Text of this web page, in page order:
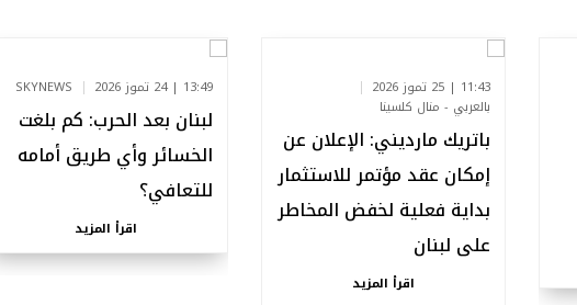
11:43 | 25 تموز 2026
بالعربي - منال كلسينا
باتريك مارديني: الإعلان عن
إمكان عقد مؤتمر للاستثمار
بداية فعلية لخفض المخاطر
على لبنان
اقرأ المزيد
13:49 | 24 تموز 2026 SKYNEWS
لبنان بعد الحرب: كم بلغت
الخسائر وأي طريق أمامه
للتعافي؟
اقرأ المزيد